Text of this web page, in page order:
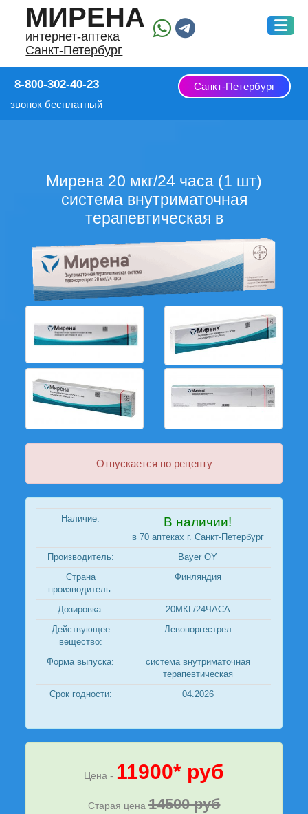
МИРЕНА
интернет-аптека
Санкт-Петербург
8-800-302-40-23
звонок бесплатный
Санкт-Петербург
Мирена 20 мкг/24 часа (1 шт)
система внутриматочная
терапевтическая в
Отпускается по рецепту
Наличие: В наличии!
в 70 аптеках г. Санкт-Петербург
Производитель:
Bayer OY
Страна
производитель:
Финляндия
Дозировка:
20МКГ/24ЧАСА
Действующее
вещество:
Левоноргестрел
Форма выпуска:
система внутриматочная
терапевтическая
Срок годности:
04.2026
Цена - 11900* руб
Старая цена 14500 руб